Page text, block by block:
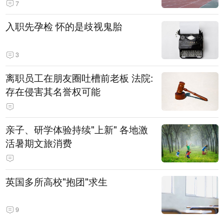
7
入职先孕检 怀的是歧视鬼胎
3
离职员工在朋友圈吐槽前老板 法院:
存在侵害其名誉权可能
亲子、研学体验持续"上新" 各地激
活暑期文旅消费
英国多所高校"抱团"求生
9